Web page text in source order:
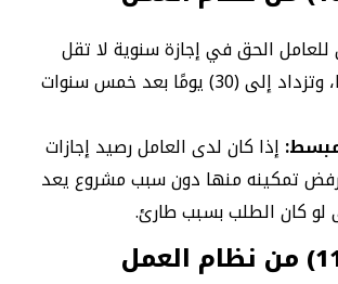
الحق في إجازة سنوية لا تقل
عن (21) يومًا، وتزداد إلى (30) يومًا بعد خمس سنوات
إذا كان لدى العامل رصيد إجازات
تمكينه منها دون سبب مشروع يعد
لو كان الطلب بسبب طارئ.